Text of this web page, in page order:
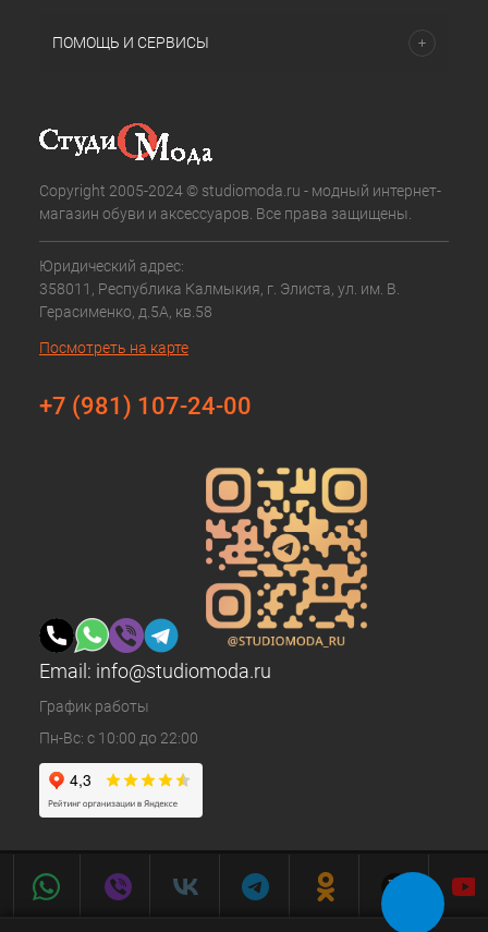
ПОМОЩЬ И СЕРВИСЫ
Copyright 2005-2024 © studiomoda.ru - модный интернет-
магазин обуви и аксессуаров. Все права защищены.
Юридический адрес:
358011, Республика Калмыкия, г. Элиста, ул. им. В.
Герасименко, д.5А, кв.58
Посмотреть на карте
+7 (981) 107-24-00
Email: info@studiomoda.ru
График работы
Пн-Вс: с 10:00 до 22:00